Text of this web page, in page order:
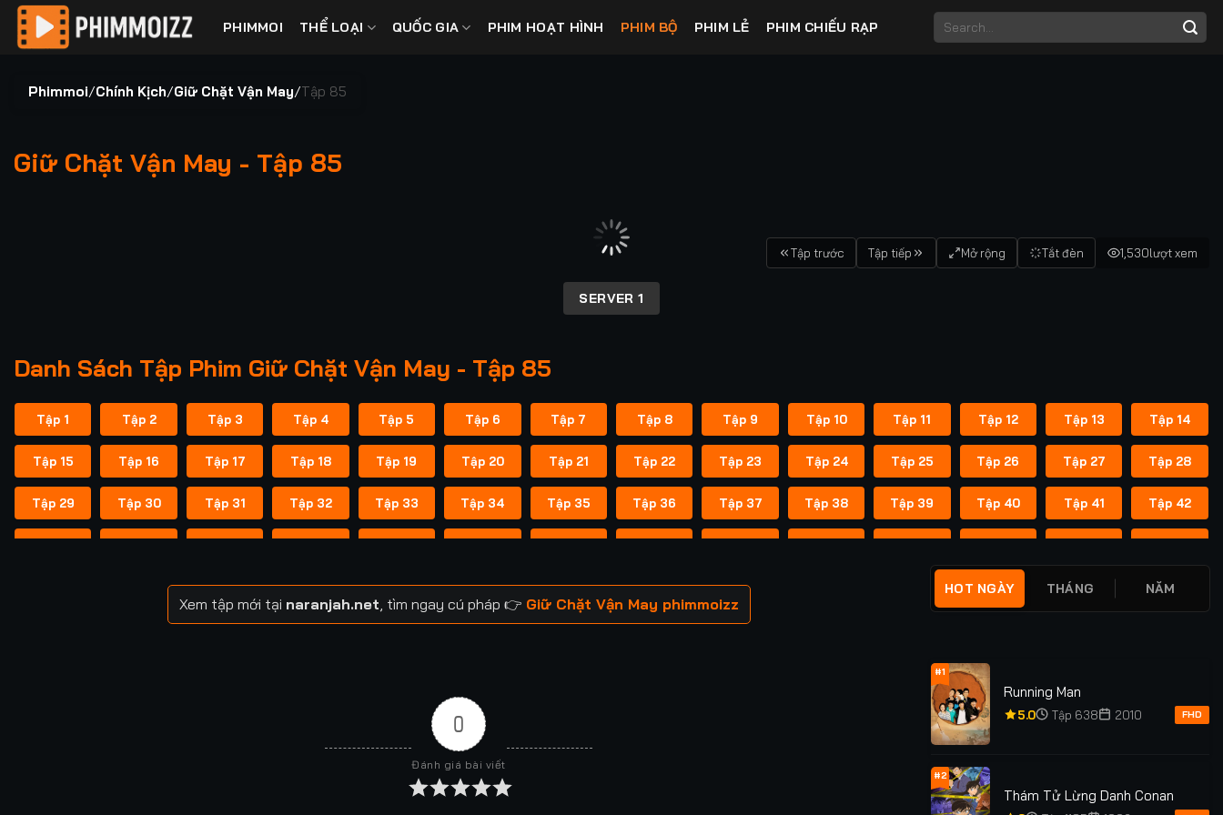
qua
PHIMMOI THỂ LOẠI QUỐC GIA PHIM HOẠT HÌNH PHIM BỘ PHIM LẺ PHIM CHIẾU RẠP
Phimmoi/Chính Kịch/Giữ Chặt Vận May/Tập 85
Giữ Chặt Vận May - Tập 85
Tập trước Tập tiếp Mở rộng Tắt đèn 1,530lượt xem
SERVER 1
Danh Sách Tập Phim Giữ Chặt Vận May - Tập 85
Tập 1 Tập 2 Tập 3 Tập 4 Tập 5 Tập 6 Tập 7 Tập 8 Tập 9 Tập 10 Tập 11 Tập 12 Tập 13 Tập 14
Tập 15 Tập 16 Tập 17 Tập 18 Tập 19 Tập 20 Tập 21 Tập 22 Tập 23 Tập 24 Tập 25 Tập 26 Tập 27 Tập 28
Tập 29 Tập 30 Tập 31 Tập 32 Tập 33 Tập 34 Tập 35 Tập 36 Tập 37 Tập 38 Tập 39 Tập 40 Tập 41 Tập 42
Tập 59 Tập 60 Tập 61 Tập 62 Tập 63 Tập 64 Tập 65 Tập 68 Tập 69 Tập 70
Tập 73 Tập 74 Tập 75 Tập 76 Tập 77 Tập 78 Tập 79
Tập 95 Tập 96
Tập 104 Tập 109 Tập 110 Tập 111 Tập 112
Tập 118
Xem tập mới tại naranjah.net , tìm ngay cú pháp 👉 Giữ Chặt Vận May phimmoizz
0
Đánh giá bài viết
HOT NGÀY THÁNG NĂM
#1
Running Man
5.0 Tập 638 2010 FHD
#2
Thám Tử Lừng Danh Conan